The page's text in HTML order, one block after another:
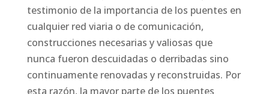
testimonio de la importancia de los puentes en
cualquier red viaria o de comunicación,
construcciones necesarias y valiosas que
nunca fueron descuidadas o derribadas sino
continuamente renovadas y reconstruidas. Por
esta razón, la mayor parte de los puentes